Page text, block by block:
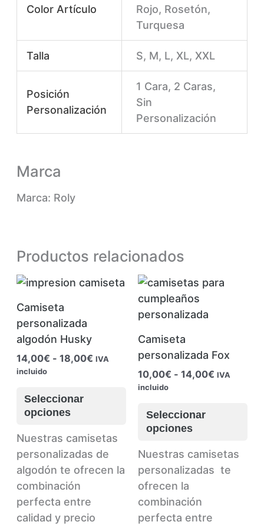
Color Artículo
Rojo, Rosetón,
Turquesa
Talla S, M, L, XL, XXL
Posición
Personalización
1 Cara, 2 Caras,
Sin
Personalización
Marca
Marca: Roly
Productos relacionados
Camiseta
personalizada
algodón Husky
14,00€ - 18,00€Rango
IVA
incluido
Seleccionar
opciones
Este
tiene
múltiples
variantes.
Las
opciones
pueden
Nuestras camisetas
personalizadas de
algodón te ofrecen la
combinación
perfecta entre
calidad y precio
Camiseta
personalizada Fox
10,00€ - 14,00€ Rango
IVA
incluido
Seleccionar
opciones
Nuestras camisetas
personalizadas te
ofrecen la
combinación
perfecta entre